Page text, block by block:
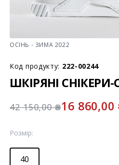
ОСІНЬ - ЗИМА 2022
Код продукту: 222-00244
ШКІРЯНІ
42 150,00₴16 860,00
Розмір:
40